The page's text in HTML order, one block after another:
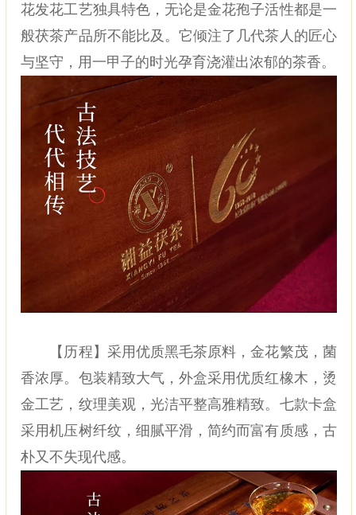
花发花工艺独具特色，无论是金花孢子活性都是一
般茯茶产品所不能比及。它倾注了几代茶人的匠心
与坚守，用一甲子的时光孕育浇灌出浓郁的茶香。
【历程】采用优质黑毛茶原料，金花繁茂，菌
香浓厚。包装精致大气，外盒采用优质红橡木，烫
金工艺，纹理美观，光洁平整高雅精致。七款卡盒
采用机压树纤纹，细腻平滑，简约而富有质感，古
朴又不失现代感。